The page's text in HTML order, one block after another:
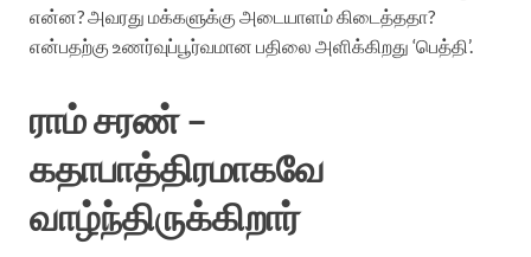
என்ன? அவரது மக்களுக்கு அடையாளம் கிடைத்ததா?
என்பதற்கு உணர்வுப்பூர்வமான பதிலை அளிக்கிறது ‘பெத்தி’.
ராம் சரண் –
கதாபாத்திரமாகவே
வாழ்ந்திருக்கிறார்